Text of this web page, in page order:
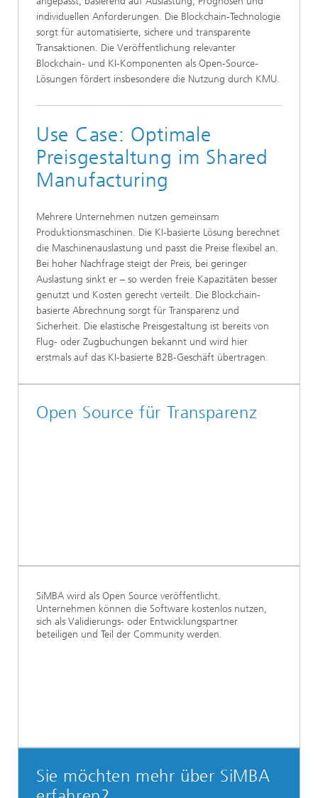
individuellen Anforderungen. Die Blockchain-Technologie
sorgt für automatisierte, sichere und transparente
Transaktionen. Die Veröffentlichung relevanter
Blockchain- und KI-Komponenten als Open-Source-
Lösungen fördert insbesondere die Nutzung durch KMU.
Use Case: Optimale
Preisgestaltung im Shared
Manufacturing
Mehrere Unternehmen nutzen gemeinsam
Produktionsmaschinen. Die KI-basierte Lösung berechnet
die Maschinenauslastung und passt die Preise flexibel an.
Bei hoher Nachfrage steigt der Preis, bei geringer
Auslastung sinkt er – so werden freie Kapazitäten besser
genutzt und Kosten gerecht verteilt. Die Blockchain-
basierte Abrechnung sorgt für Transparenz und
Sicherheit. Die elastische Preisgestaltung ist bereits von
Flug- oder Zugbuchungen bekannt und wird hier
erstmals auf das KI-basierte B2B-Geschäft übertragen.
Open Source für Transparenz
SiMBA wird als Open Source veröffentlicht.
Unternehmen können die Software kostenlos nutzen,
sich als Validierungs- oder Entwicklungspartner
beteiligen und Teil der Community werden.
Sie möchten mehr über SiMBA